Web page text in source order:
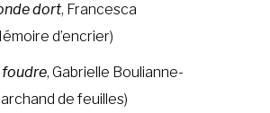
dort, Francesca
d’encrier)
foudre, Gabrielle Boulianne-
de feuilles)